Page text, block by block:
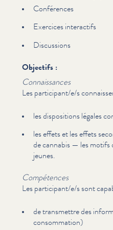
Conférences
Exercices interactifs
Discussions
Objectifs :
Con­nais­sances
Les participant/​e/​s
les dis­po­si­tions légales
les effets et les effets
de cannabis — les motifs
jeunes.
Compétences
Les participant/​e/​s sont
de transmettre des
con­som­ma­tion)